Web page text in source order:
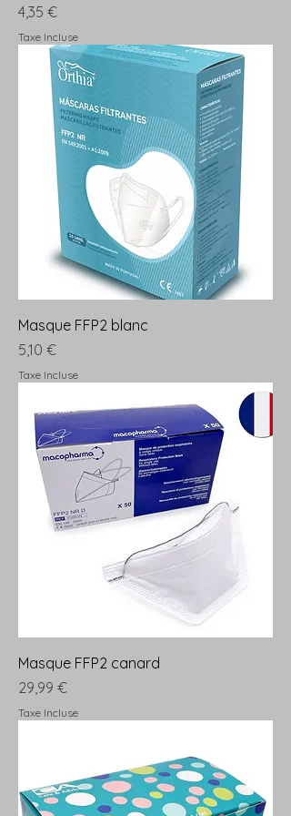
Prix
4,35 €
Taxe Incluse
Masque FFP2 blanc
Prix
5,10 €
Taxe Incluse
Masque FFP2 canard
Prix
29,99 €
Taxe Incluse